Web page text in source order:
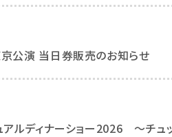
京公演 当日券販売のお知らせ
ルディナーショー2026 ～チュ